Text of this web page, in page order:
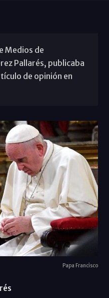
Medios de
Pallarés, publicaba
de opinión en
Papa Francisco